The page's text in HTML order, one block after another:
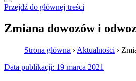
Przejdź do głównej treści
Zmiana dowozów i
Strona główna › Aktualności ›
Data publikacji: 19 marca 2021